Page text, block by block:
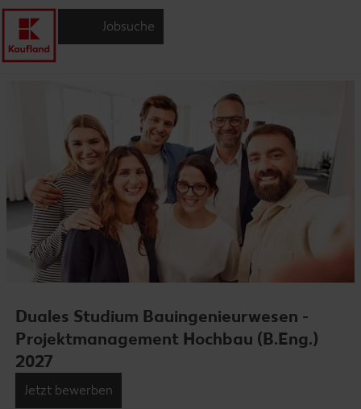
Jobsuche
Duales Studium Bauingenieurwesen -
Projektmanagement Hochbau (B.Eng.)
2027
Jetzt bewerben